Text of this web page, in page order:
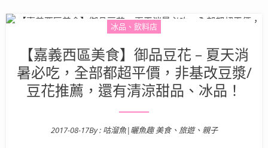
冰品、飲料店
【嘉義西區美食】御品豆花 – 夏天消
暑必吃，全部都超平價，非基改豆漿/
豆花推薦，還有清涼甜品、冰品！
Posted on
2017-08-17By : 咕溜魚|曬魚趣 美食、旅遊、親子